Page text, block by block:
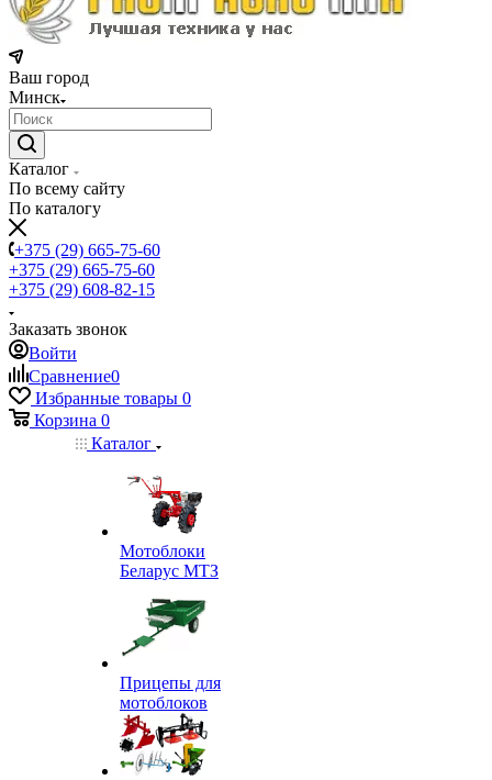
Ваш город
Минск
Каталог
По всему сайту
По каталогу
+375 (29) 665-75-60
+375 (29) 665-75-60
+375 (29) 608-82-15
Заказать звонок
Войти
Сравнение0
Избранные товары 0
Корзина 0
Каталог
Мотоблоки
Беларус МТЗ
Прицепы для
мотоблоков